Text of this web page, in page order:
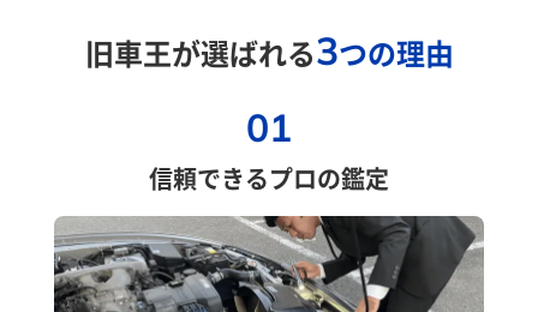
旧車王が選ばれる3つの理由
01
信頼できるプロの鑑定